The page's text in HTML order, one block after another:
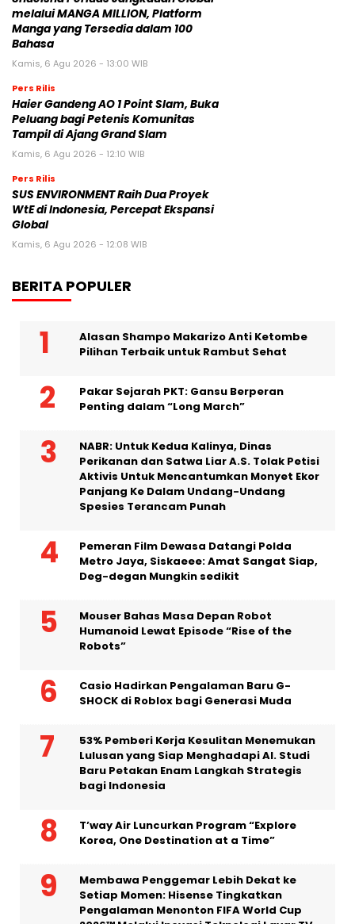
Kamis, 6 Agu 2026 - 13:00 WIB
Pers Rilis
Haier Gandeng AO 1 Point Slam, Buka
Peluang bagi Petenis Komunitas
Tampil di Ajang Grand Slam
Kamis, 6 Agu 2026 - 12:10 WIB
Pers Rilis
SUS ENVIRONMENT Raih Dua Proyek
WtE di Indonesia, Percepat Ekspansi
Global
Kamis, 6 Agu 2026 - 12:08 WIB
BERITA POPULER
Alasan Shampo Makarizo Anti Ketombe
Pakar Sejarah PKT: Gansu Berperan
Penting dalam “Long March”
NABR: Untuk Kedua Kalinya, Dinas
Perikanan dan Satwa Liar A.S. Tolak Petisi
Panjang Ke Dalam Undang-Undang
Spesies Terancam Punah
Pemeran Film Dewasa Datangi Polda
Metro Jaya, Siskaeee: Amat Sangat Siap,
Mouser Bahas Masa Depan Robot
Humanoid Lewat Episode “Rise of the
Casio Hadirkan Pengalaman Baru G-
SHOCK di Roblox bagi Generasi Muda
53% Pemberi Kerja Kesulitan Menemukan
Lulusan yang Siap Menghadapi AI. Studi
bagi Indonesia
T’way Air Luncurkan Program “Explore
Korea, One Destination at a Time”
Membawa Penggemar Lebih Dekat ke
Setiap Momen: Hisense Tingkatkan
2026™ Melalui Inovasi Teknologi Layar TV
Valvoline™ Global, “The Original Motor